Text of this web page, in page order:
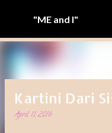
"ME and I"
Kartini Dari
April 11, 2016